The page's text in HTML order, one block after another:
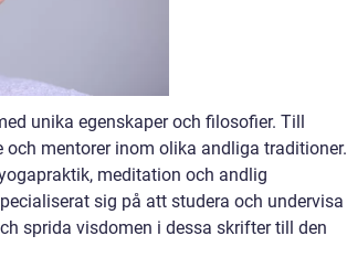
unika egenskaper och filosofier. Till
mentorer inom olika andliga traditioner.
meditation och andlig
sig på att studera och undervisa
sprida visdomen i dessa skrifter till den